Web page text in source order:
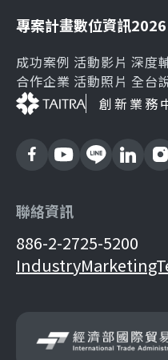
專案計畫
成功案例
合作企業
數位資訊
活動影片
活動照片
深度
全台
創新業務
聯絡資訊
886-2-2725-5200